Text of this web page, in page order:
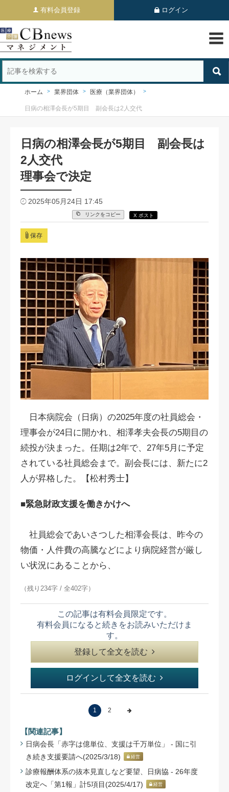
有料会員登録 ログイン
ホーム 業界団体 医療（業界団体）
日病の相澤会長が5期目 副会長は2人交代
日病の相澤会長が5期目 副会長は
2人交代
理事会で決定
2025年05月24日 17:45
リンクをコピー X ポスト
保存
日本病院会（日病）の2025年度の社員総会・
理事会が24日に開かれ、相澤孝夫会長の5期目の
続投が決まった。任期は2年で、27年5月に予定
されている社員総会まで。副会長には、新たに2
人が昇格した。【松村秀士】
■緊急財政支援を働きかけへ
社員総会であいさつした相澤会長は、昨今の
物価・人件費の高騰などにより病院経営が厳し
い状況にあることから、
（残り234字 / 全402字）
この記事は有料会員限定です。
有料会員になると続きをお読みいただけま
す。
登録して全文を読む
ログインして全文を読む
1 2
【関連記事】
日病会長「赤字は億単位、支援は千万単位」 - 国に引
き続き支援要請へ(2025/3/18)
経営
診療報酬体系の抜本見直しなど要望、日病協 - 26年度
改定へ「第1報」計5項目(2025/4/17)
経営